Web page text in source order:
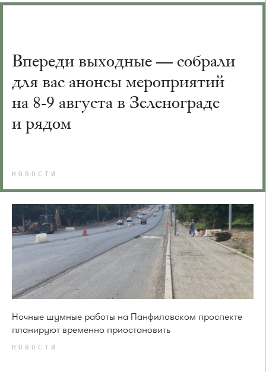
Впереди выходные — собрали
для вас анонсы мероприятий
на 8-9 августа в Зеленограде
и рядом
НОВОСТИ
Ночные шумные работы на Панфиловском проспекте
планируют временно приостановить
НОВОСТИ